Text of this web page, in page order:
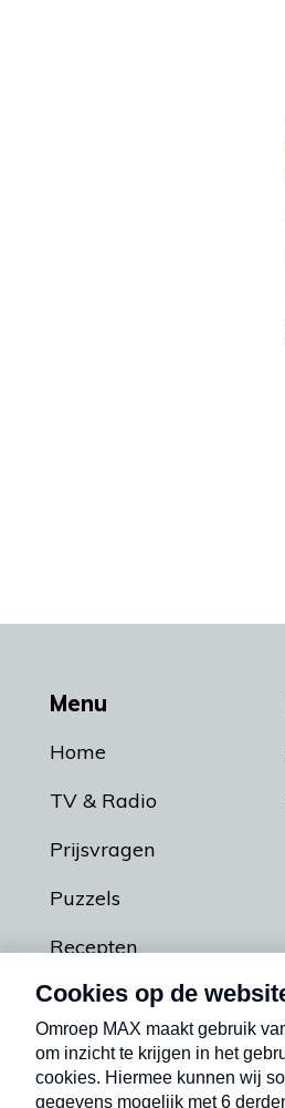
Menu
Home
TV & Radio
Prijsvragen
Puzzels
Recepten
Podcasts